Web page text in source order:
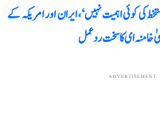
کی کوئی اہمیت نہیں‘، ایران اور امریکہ کے
خامنہ ای کا سخت ردعمل
ADVERTISEMENT